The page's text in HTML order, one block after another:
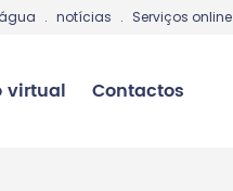
. notícias . Serviços online
virtual Contactos